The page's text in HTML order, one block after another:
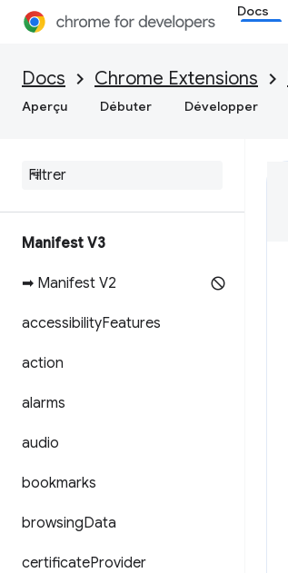
Docs
Docs Chrome Extensions
Aperçu Débuter Développer
Manifest V3
➡ Manifest V2
accessibilityFeatures
action
alarms
audio
bookmarks
browsingData
certificateProvider